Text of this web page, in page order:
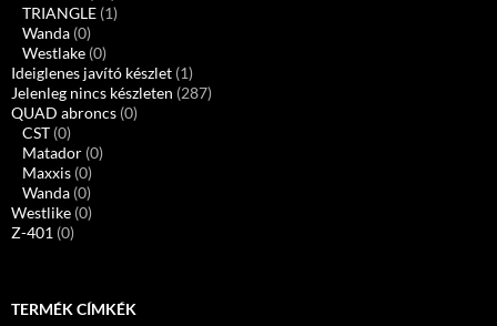
TRIANGLE (1)
Wanda (0)
Westlake (0)
Ideiglenes javító készlet (1)
Jelenleg nincs készleten (287)
QUAD abroncs (0)
CST (0)
Matador (0)
Maxxis (0)
Wanda (0)
Westlike (0)
Z-401 (0)
TERMÉK CÍMKÉK